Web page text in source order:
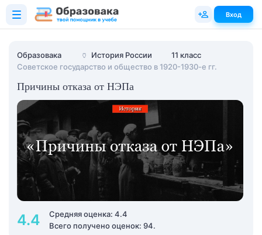
Образовака 🏺 История России
11 класс
Советское государство и общество в 1920-1930-е гг.
Причины отказа от НЭПа
4.4
Средняя оценка: 4.4
Всего получено оценок: 94.
Вход